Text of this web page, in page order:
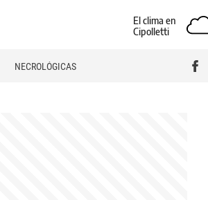
El clima en
Cipolletti
NECROLÓGICAS